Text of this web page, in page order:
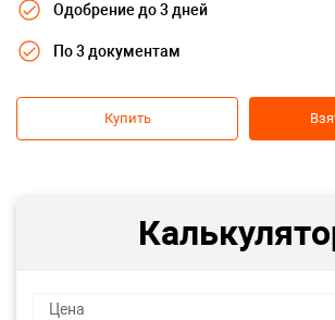
Одобрение до 3 дней
По 3 документам
Купить
Цена